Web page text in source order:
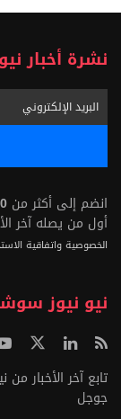
نشرة أخبار
انضم إلى أكثر من
أول من يصله آخر
الخصوصية واتفاقية
نيو نيوز
تابع آخر الأخبار
جوجل